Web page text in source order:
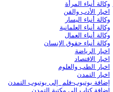
وكالة أنباء المرأة
اخبار الأدب والفن
وكالة أنباء اليسار
وكالة أنباء العلمانية
وكالة أنباء العمال
وكالة أنباء حقوق الإنسان
اخبار الرياضة
اخبار الاقتصاد
اخبار الطب والعلوم
اخبار التمدن
إضافة يوتيوب-فلم إلى يوتيوب التمدن
إضافة كتاب إلى مكتبة التمدن